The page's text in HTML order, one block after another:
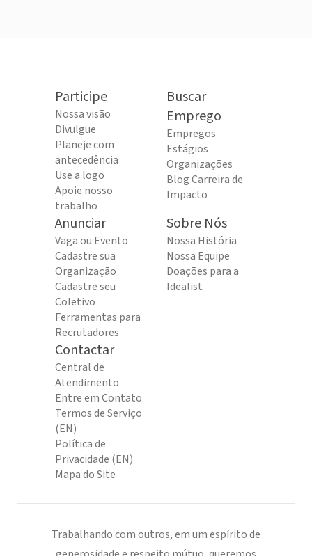
Participe
Nossa visão
Divulgue
Planeje com
antecedência
Use a logo
Apoie nosso
trabalho
Buscar
Emprego
Empregos
Estágios
Organizações
Blog Carreira de
Impacto
Anunciar
Vaga ou Evento
Cadastre sua
Organização
Cadastre seu
Coletivo
Ferramentas para
Recrutadores
Sobre Nós
Nossa História
Nossa Equipe
Doações para a
Idealist
Contactar
Central de
Atendimento
Entre em Contato
Termos de Serviço
(EN)
Política de
Privacidade (EN)
Mapa do Site
Trabalhando com outros, em um espírito de